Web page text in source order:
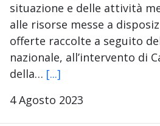
situazione e delle attività
alle risorse messe a
offerte raccolte a seguito
nazionale, all’intervento di
della… [...]
4 Agosto 2023